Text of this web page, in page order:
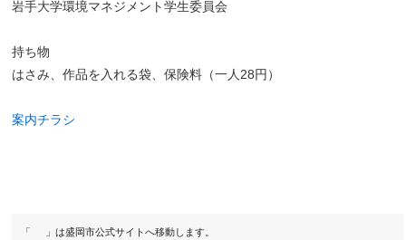
岩手大学環境マネジメント学生委員会
持ち物
はさみ、作品を入れる袋、保険料（一人28円）
案内チラシ
「 」は盛岡市公式サイトへ移動します。